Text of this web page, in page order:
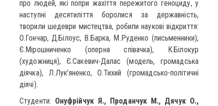
про людей, які попри жахіття пережитого геноциду, у
наступні десятиліття боролися за державність,
творили шедеври мистецтва, робили наукові відкриття:
О.Гончар, Д.Білоус, В.Барка, М.Руденко (письменники),
Є.Мірошниченко (оперна співачка), К.Білокур
(художниця), Є.Сакевич-Далас (модель, громадська
діячка), Л.Лук’яненко, О.Тихий (громадсько-політичні
діячі).
Студенти: Онуфрійчук Я., Проданчук М., Дячук О.,